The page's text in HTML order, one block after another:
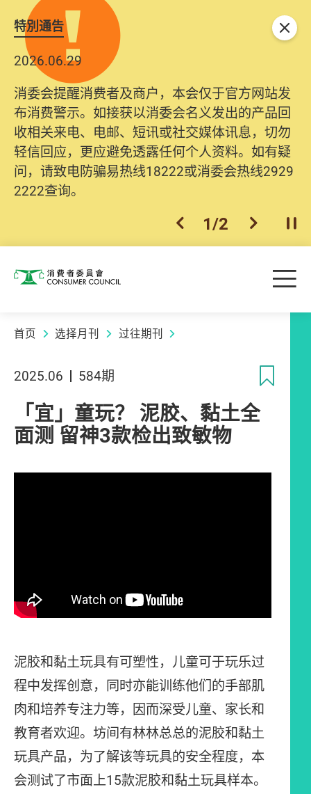
特別通告
2026.06.29
消委会提醒消费者及商户，本会仅于官方网站发
布消费警示。如接获以消委会名义发出的产品回
收相关来电、电邮、短讯或社交媒体讯息，切勿
轻信回应，更应避免透露任何个人资料。如有疑
问，请致电防骗易热线18222或消委会热线2929
2222查询。
上一个
1/2 下一个开
关闭
消费者委员会 目
首页 选择月刊 过往期刊
2025.06 584期
「宜」童玩？ 泥胶、黏土全
面测 留神3款检出致敏物
泥胶和黏土玩具有可塑性，儿童可于玩乐过
程中发挥创意，同时亦能训练他们的手部肌
肉和培养专注力等，因而深受儿童、家长和
教育者欢迎。坊间有林林总总的泥胶和黏土
玩具产品，为了解该等玩具的安全程度，本
会测试了市面上15款泥胶和黏土玩具样本。